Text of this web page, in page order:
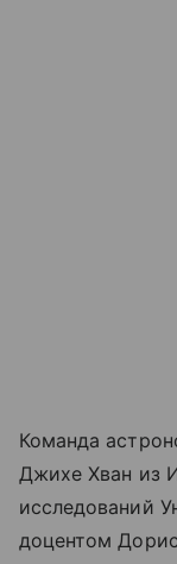
Команда
Джихе Хван из
исследований
доцентом